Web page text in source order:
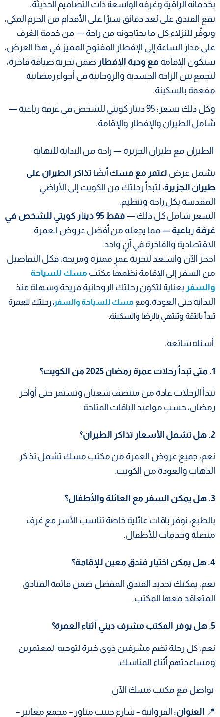
بخدماته الراقية وغرفه الواسعة ذات التصاميم الحديثة.
يقع الفندق على بُعد دقائق سيرًا على الأقدام من الحرم المكي،
ويوفّر للنزلاء كل ما يحتاجونه من راحة — من خدمة الغرف
على مدار الساعة إلى الإفطار المفتوح المميز.في هذا العرض،
ستكون الإقامة مع وجبة الإفطار ضمن تجربة ضيافة فاخرة،
لتجمع بين الراحة الجسدية والروحانية في أجواء رمضانية
مفعمة بالسكينة.
وكل ذلك بسعر: 95 دينار كويتي للشخص في غرفة رباعية —
شامل الطيران والإفطار والإقامة.
الطيران مع طيران الجزيرة — راحة من البداية للنهاية
يشمل عرض اعتمر مع مسك أيضًا تذاكر الطيران على
طيران الجزيرة، لتبدأ رحلتك من الكويت إلى الأراضي
المقدسة بكل راحة وتنظيم.
السعر شامل كل ذلك —
فقط 95 دينار كويتي للشخص في
غرفة رباعية — مما يجعله من أفضل عروض العمرة
الاقتصادية والفاخرة في آنٍ واحد.
احجز الآن واستعد لتجربة عمرٍ مميزة ومريحة، فكل التفاصيل
من السفر إلى الإقامة نظمها مكتب مسك للسياحة
والسفر بعناية لتكون رحلتك الروحانية مريحة وسهلة منذ
البداية حتى العودة.ومع مسك للسياحة والسفر، رحلتك للعمرة
تبدأ بالثقة وتنتهي بالرضا والسكينة.
أسئلة شائعة:
1. متى تبدأ رحلات عمرة رمضان 2025 من الكويت؟
تبدأ الرحلات عادة من منتصف شعبان وتستمر حتى أواخر
رمضان، حسب مواعيد الباقات المتاحة.
2. هل تشمل الأسعار تذاكر الطيران؟
نعم، جميع عروض العمرة من مكتب مسك تشمل تذاكر
الذهاب والعودة من الكويت.
3. هل يمكن السفر مع العائلة والأطفال؟
بالطبع، نوفر باقات عائلية خاصة تناسب الأسر مع غرف
متصلة وخدمات للأطفال.
4. هل يمكن اختيار فندق معين للإقامة؟
نعم، يمكنك تحديد الفندق المفضل ضمن قائمة الفنادق
المتعاقد معها المكتب.
5. هل يوفر المكتب مشرف ديني أثناء العمرة؟
نعم، كل رحلة تضم مشرفين ذوي خبرة لتوجيه المعتمرين
ومساعدتهم أثناء المناسك.
تواصل مع مكتب مسك الآن
📍 العنوان: الفروانية – شارع حبيب مناور – مجمع مغاتير –